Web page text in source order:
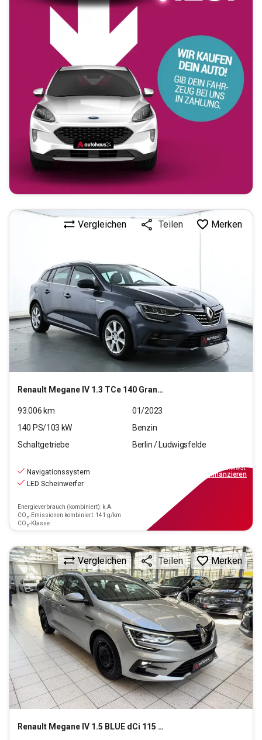
Renault Megane IV 1.3 TCe 140 Grandtour Intens GPF (EU6 d)
Vergleichen Teilen Merken
93.006 km
01/2023
140 PS/103 kW
Benzin
Schaltgetriebe
Berlin / Ludwigsfelde
Navigationssystem
LED Scheinwerfer
Energieverbrauch (kombiniert): k.A.
CO₂-Emissionen kombiniert: 141 g/km
CO₂-Klasse:
inkl.MwSt.
finanzieren
Renault Megane IV 1.5 BLUE dCi 115 Grandtour Equilibre (EU
Vergleichen Teilen Merken